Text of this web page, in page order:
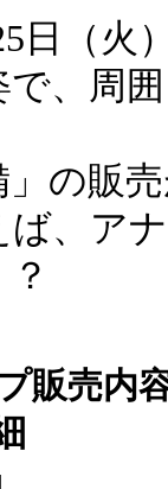
日（
、周
」の販
ば、ア
販売内